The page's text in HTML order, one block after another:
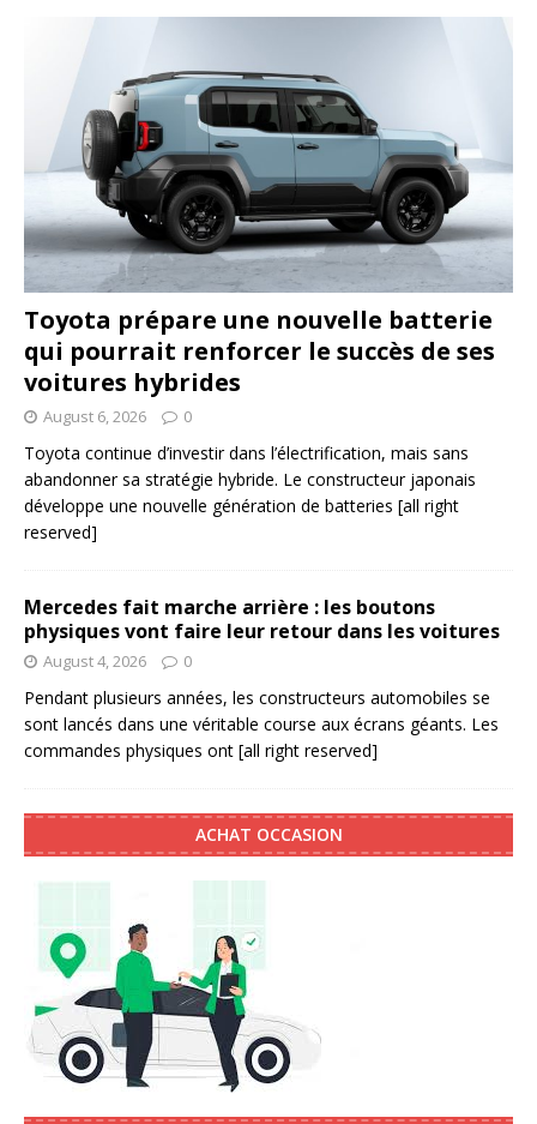
Toyota prépare une nouvelle batterie
qui pourrait renforcer le succès de ses
voitures hybrides
August 6, 2026 0
Toyota continue d’investir dans l’électrification, mais sans
abandonner sa stratégie hybride. Le constructeur japonais
développe une nouvelle génération de batteries [all right
reserved]
Mercedes fait marche arrière : les boutons
physiques vont faire leur retour dans les voitures
August 4, 2026 0
Pendant plusieurs années, les constructeurs automobiles se
sont lancés dans une véritable course aux écrans géants. Les
commandes physiques ont [all right reserved]
ACHAT OCCASION